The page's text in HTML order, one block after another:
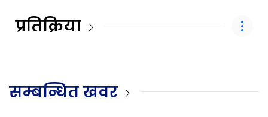
प्रतिक्रिया
सम्बन्धित खवर